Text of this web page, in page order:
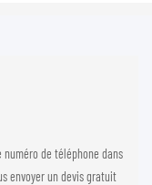
de téléphone dans
envoyer un devis gratuit